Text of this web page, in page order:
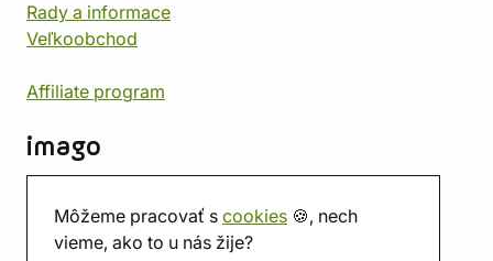
Môžeme pracovať s cookies 🍪, nech
vieme, ako to u nás žije?
Rady a informace
Veľkoobchod
Affiliate program
imago
Predajňa
Herňa